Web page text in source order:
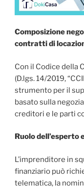
Composizione
contratti di
Con il Codice della
(D.lgs. 14/2019,
strumento per il
basato sulla
creditori e le parti
Ruolo
L’imprenditore in
finanziario può
telematica, la